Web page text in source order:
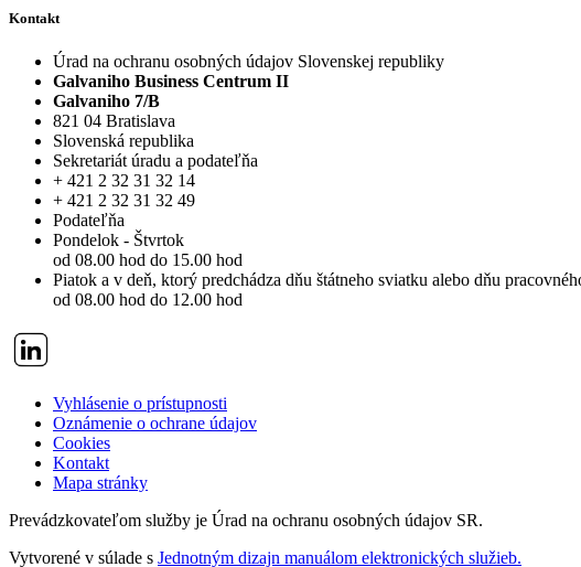
Kontakt
Úrad na ochranu osobných údajov Slovenskej republiky
Galvaniho Business Centrum II
Galvaniho 7/B
821 04 Bratislava
Slovenská republika
Sekretariát úradu a podateľňa
+ 421 2 32 31 32 14
+ 421 2 32 31 32 49
Podateľňa
Pondelok - Štvrtok
od 08.00 hod do 15.00 hod
Piatok a v deň, ktorý predchádza dňu štátneho sviatku alebo dňu
od 08.00 hod do 12.00 hod
Vyhlásenie o prístupnosti
Oznámenie o ochrane údajov
Cookies
Kontakt
Mapa stránky
Prevádzkovateľom služby je Úrad na ochranu osobných údajov SR.
Vytvorené v súlade s Jednotným dizajn manuálom elektronických služieb.